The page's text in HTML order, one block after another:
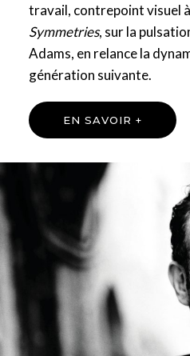
travail, contrepoint visuel
Symmetries, sur la
Adams, en relance la
génération suivante.
EN SAVOIR +